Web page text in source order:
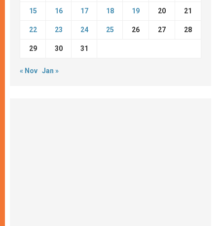
15 16 17 18 19 20 21
22 23 24 25 26 27 28
29 30 31
« Nov Jan »